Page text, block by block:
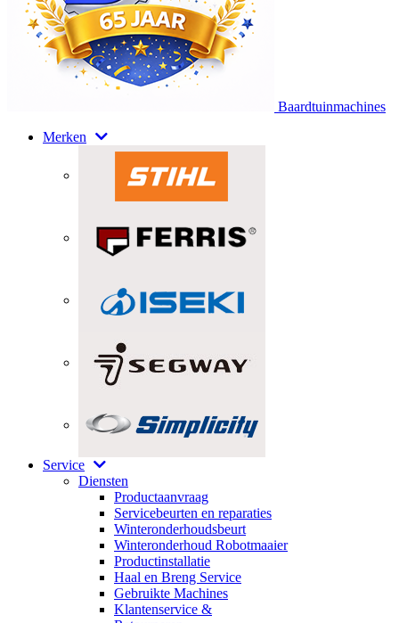
Baardtuinmachines
Merken
Service
Diensten
Productaanvraag
Servicebeurten en reparaties
Winteronderhoudsbeurt
Winteronderhoud Robotmaaier
Productinstallatie
Haal en Breng Service
Gebruikte Machines
Klantenservice &